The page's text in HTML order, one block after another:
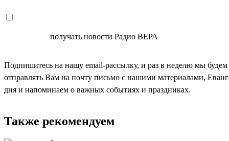
получать новости Радио ВЕРА
Подпишитесь на нашу email-рассылку, и раз в неделю мы будем
отправлять Вам на почту письмо с нашими материалами,
дня и напоминаем о важных событиях и праздниках.
Также рекомендуем